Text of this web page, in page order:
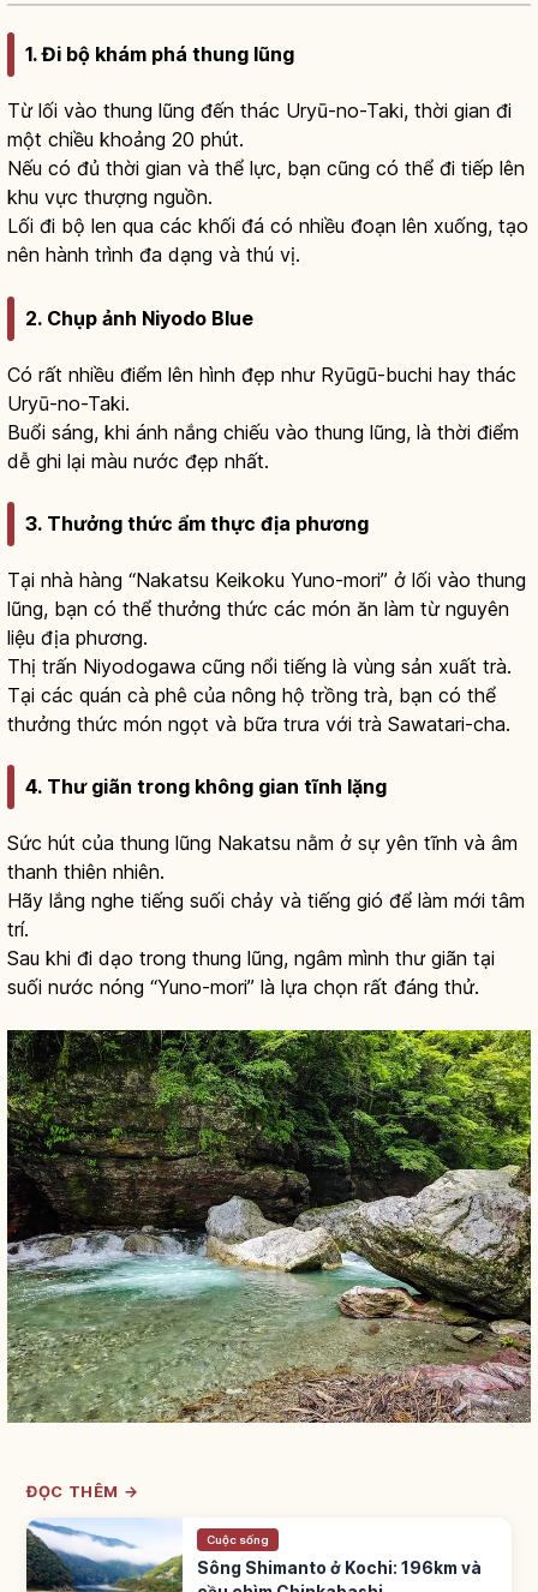
1. Đi bộ khám phá thung lũng
Từ lối vào thung lũng đến thác Uryū-no-Taki, thời gian đi
một chiều khoảng 20 phút.
Nếu có đủ thời gian và thể lực, bạn cũng có thể đi tiếp lên
khu vực thượng nguồn.
Lối đi bộ len qua các khối đá có nhiều đoạn lên xuống, tạo
nên hành trình đa dạng và thú vị.
2. Chụp ảnh Niyodo Blue
Có rất nhiều điểm lên hình đẹp như Ryūgū-buchi hay thác
Uryū-no-Taki.
Buổi sáng, khi ánh nắng chiếu vào thung lũng, là thời điểm
dễ ghi lại màu nước đẹp nhất.
3. Thưởng thức ẩm thực địa phương
Tại nhà hàng “Nakatsu Keikoku Yuno-mori” ở lối vào thung
lũng, bạn có thể thưởng thức các món ăn làm từ nguyên
liệu địa phương.
Thị trấn Niyodogawa cũng nổi tiếng là vùng sản xuất trà.
Tại các quán cà phê của nông hộ trồng trà, bạn có thể
thưởng thức món ngọt và bữa trưa với trà Sawatari-cha.
4. Thư giãn trong không gian tĩnh lặng
Sức hút của thung lũng Nakatsu nằm ở sự yên tĩnh và âm
thanh thiên nhiên.
Hãy lắng nghe tiếng suối chảy và tiếng gió để làm mới tâm
trí.
Sau khi đi dạo trong thung lũng, ngâm mình thư giãn tại
suối nước nóng “Yuno-mori” là lựa chọn rất đáng thử.
ĐỌC THÊM →
Cuộc sống
Sông Shimanto ở Kochi: 196km và